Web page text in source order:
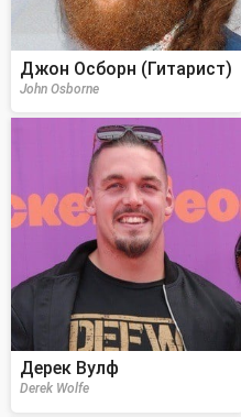
Джон Осборн (Гитарист)
John Osborne
Дерек Вулф
Derek Wolfe